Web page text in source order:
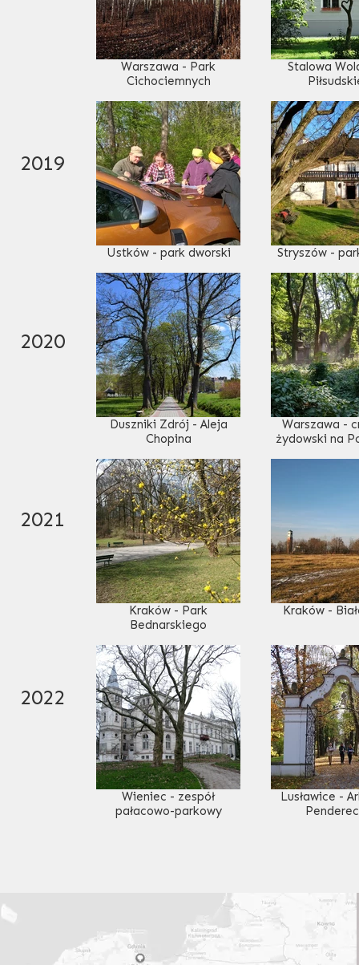
2022
2021
2020
2019
Warszawa - Park
Cichociemnych
Stalowa
Ustków - park dworski Stryszów -
Duszniki Zdrój - Aleja
Chopina
Warszawa -
żydowski na
Kraków - Park
Bednarskiego
Kraków -
Wieniec - zespół
pałacowo-parkowy
Lusławice -